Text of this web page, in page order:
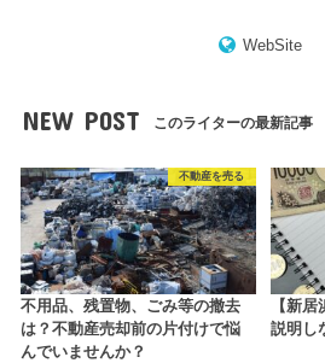
WebSite
NEW POST このライターの最新記事
不動産を売る
不用品、残置物、ごみ等の撤去
は？不動産売却前の片付けで悩
んでいませんか？
【新
説明し